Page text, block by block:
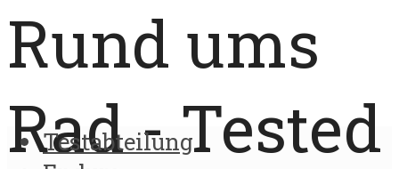
Rund ums
Rad - Tested
Testabteilung